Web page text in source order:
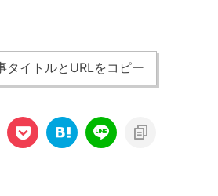
タイトルとURLをコピー